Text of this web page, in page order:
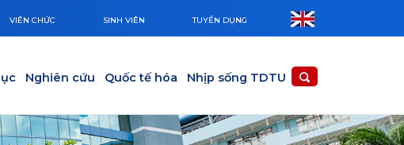
VIÊN CHỨC SINH VIÊN TUYỂN DỤNG
Nghiên cứu Quốc tế hóa Nhịp sống TDTU